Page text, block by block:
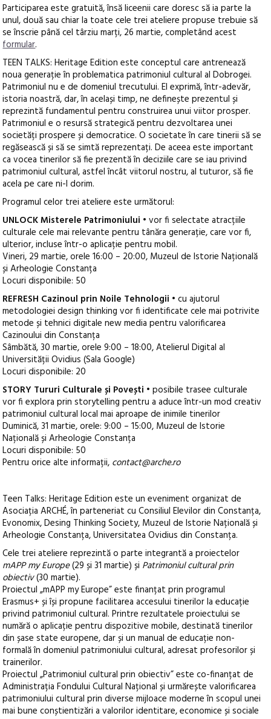
Participarea este gratuită, însă liceenii care doresc să ia parte la
unul, două sau chiar la toate cele trei ateliere propuse trebuie să
se înscrie până cel târziu marți, 26 martie, completând acest
formular.
TEEN TALKS: Heritage Edition este conceptul care antrenează
noua generație în problematica patrimoniul cultural al Dobrogei.
Patrimoniul nu e de domeniul trecutului. El exprimă, într-adevăr,
istoria noastră, dar, în același timp, ne definește prezentul și
reprezintă fundamentul pentru construirea unui viitor prosper.
Patrimoniul e o resursă strategică pentru dezvoltarea unei
societăți prospere și democratice. O societate în care tinerii să se
regăsească și să se simtă reprezentați. De aceea este important
ca vocea tinerilor să fie prezentă în deciziile care se iau privind
patrimoniul cultural, astfel încât viitorul nostru, al tuturor, să fie
acela pe care ni-l dorim.
Programul celor trei ateliere este următorul:
UNLOCK Misterele Patrimoniului • vor fi selectate atracțiile
culturale cele mai relevante pentru tânăra generație, care vor fi,
ulterior, incluse într-o aplicație pentru mobil.
Vineri, 29 martie, orele 16:00 – 20:00, Muzeul de Istorie Națională
și Arheologie Constanța
Locuri disponibile: 50
REFRESH Cazinoul prin Noile Tehnologii • cu ajutorul
metodologiei design thinking vor fi identificate cele mai potrivite
metode și tehnici digitale new media pentru valorificarea
Cazinoului din Constanța
Sâmbătă, 30 martie, orele 9:00 – 18:00, Atelierul Digital al
Universității Ovidius (Sala Google)
Locuri disponibile: 20
STORY Tururi Culturale și Povești • posibile trasee culturale
vor fi explora prin storytelling pentru a aduce într-un mod creativ
patrimoniul cultural local mai aproape de inimile tinerilor
Duminică, 31 martie, orele: 9:00 – 15:00, Muzeul de Istorie
Națională și Arheologie Constanța
Locuri disponibile: 50
Pentru orice alte informații, contact@arche.ro
Teen Talks: Heritage Edition este un eveniment organizat de
Asociația ARCHÉ, în parteneriat cu Consiliul Elevilor din Constanța,
Evonomix, Desing Thinking Society, Muzeul de Istorie Națională și
Arheologie Constanța, Universitatea Ovidius din Constanța.
Cele trei ateliere reprezintă o parte integrantă a proiectelor
mAPP my Europe(29 și 31 martie) și Patrimoniul cultural prin
obiectiv(30 martie).
Proiectul „mAPP my Europe” este finanțat prin programul
Erasmus+ și își propune facilitarea accesului tinerilor la educație
privind patrimoniul cultural. Printre rezultatele proiectului se
numără o aplicație pentru dispozitive mobile, destinată tinerilor
din șase state europene, dar și un manual de educație non-
formală în domeniul patrimoniului cultural, adresat profesorilor și
trainerilor.
Proiectul „Patrimoniul cultural prin obiectiv” este co-finanțat de
Administrația Fondului Cultural Național și urmărește valorificarea
patrimoniului cultural prin diverse mijloace moderne în scopul unei
mai bune conștientizări a valorilor identitare, economice și sociale